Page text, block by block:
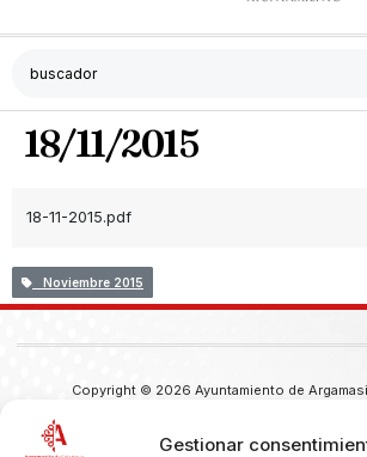
Gestionar
18/11/2015
18-11-2015.pdf
Noviembre 2015
Copyright © 2026 Ayuntamiento de